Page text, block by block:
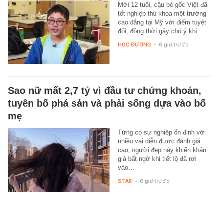
Mới 12 tuổi, cậu bé gốc Việt đã
tốt nghiệp thủ khoa một trường
cao đẳng tại Mỹ với điểm tuyệt
đối, đồng thời gây chú ý khi…
HỌC ĐƯỜNG - 6 giờ trước
Sao nữ mất 2,7 tỷ vì đầu tư chứng khoán,
tuyên bố phá sản và phải sống dựa vào bố
mẹ
Từng có sự nghiệp ổn định với
nhiều vai diễn được đánh giá
cao, người đẹp này khiến khán
giả bất ngờ khi tiết lộ đã rơi
vào…
STAR - 6 giờ trước